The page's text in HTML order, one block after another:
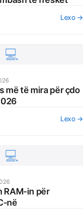
Lexo →
💻
më të mira për çdo
Lexo →
💻
RAM-in për
në